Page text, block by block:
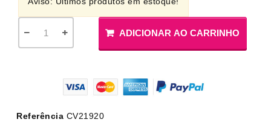
ADICIONAR AO CARRINHO
Referência CV21920